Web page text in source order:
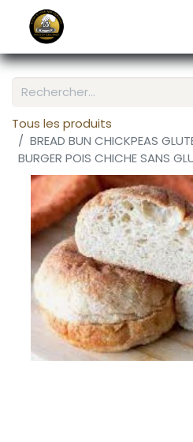
Tous les produits
BREAD BUN CHICKPEAS
BURGER POIS CHICHE SANS